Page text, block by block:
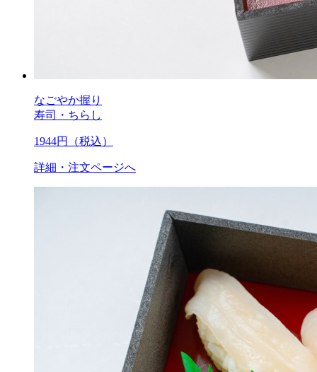
なごやか握り
寿司・ちらし
1944円（税込）
詳細・注文ページへ